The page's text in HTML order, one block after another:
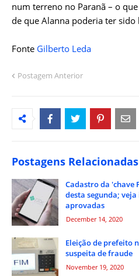
num terreno no Paranã – o
de que Alanna poderia ter sido
Fonte Gilberto Leda
Postagem Anterior
Postagens Relacionadas
Cadastro da 'chave
desta segunda;
aprovadas
December 14, 2020
Eleição de prefeito
suspeita de fraude
November 19, 2020